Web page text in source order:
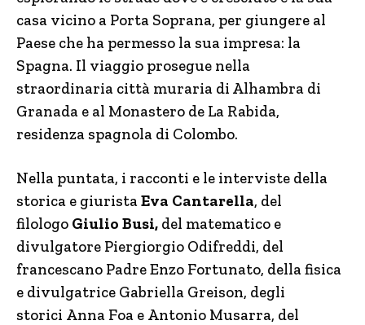
casa vicino a Porta Soprana, per giungere al
Paese che ha permesso la sua impresa: la
Spagna. Il viaggio prosegue nella
straordinaria città muraria di Alhambra di
Granada e al Monastero de La Rabida,
residenza spagnola di Colombo.
Nella puntata, i racconti e le interviste della
storica e giuristaEva Cantarella, del
filologo Giulio Busi, del matematico e
divulgatore Piergiorgio Odifreddi, del
francescano Padre Enzo Fortunato, della fisica
e divulgatrice Gabriella Greison, degli
storici Anna Foa e Antonio Musarra, del